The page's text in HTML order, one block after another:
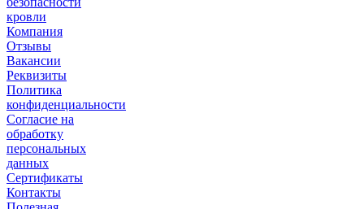
кровли
Компания
Отзывы
Вакансии
Реквизиты
Политика
конфиденциальности
Согласие на
обработку
персональных
данных
Сертификаты
Контакты